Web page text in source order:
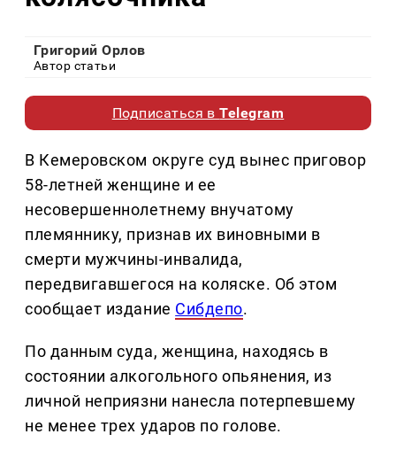
Григорий Орлов
Автор статьи
Подписаться вTelegram
В Кемеровском округе суд вынес приговор
58-летней женщине и ее
несовершеннолетнему внучатому
племяннику, признав их виновными в
смерти мужчины-инвалида,
передвигавшегося на коляске. Об этом
сообщает издание Сибдепо.
По данным суда, женщина, находясь в
состоянии алкогольного опьянения, из
личной неприязни нанесла потерпевшему
не менее трех ударов по голове.